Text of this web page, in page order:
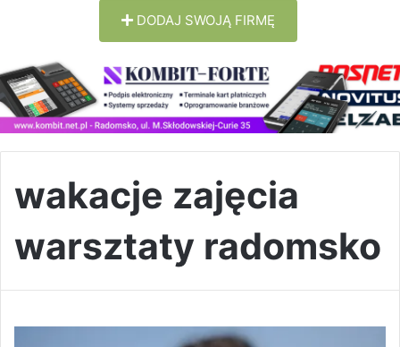
DODAJ SWOJĄ FIRMĘ
wakacje zajęcia
warsztaty radomsko